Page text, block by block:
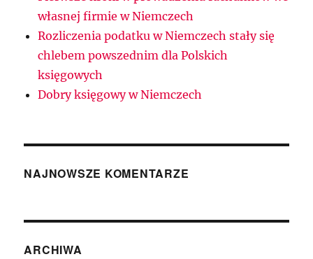
własnej firmie w Niemczech
Rozliczenia podatku w Niemczech stały się
chlebem powszednim dla Polskich
księgowych
Dobry księgowy w Niemczech
NAJNOWSZE KOMENTARZE
ARCHIWA